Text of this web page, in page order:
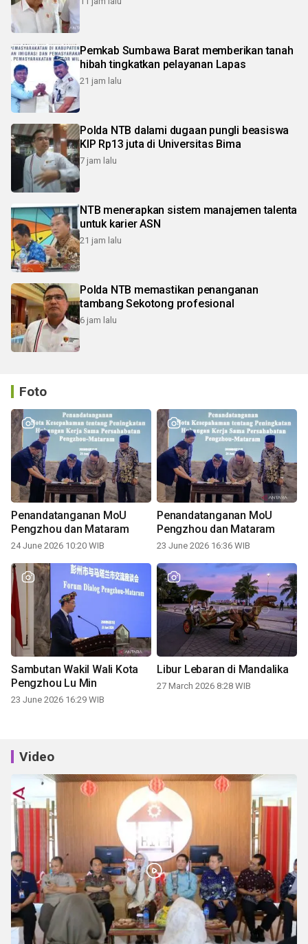
Pemkab Sumbawa Barat memberikan tanah
hibah tingkatkan pelayanan Lapas
21 jam lalu
Polda NTB dalami dugaan pungli beasiswa
KIP Rp13 juta di Universitas Bima
7 jam lalu
NTB menerapkan sistem manajemen talenta
untuk karier ASN
21 jam lalu
Polda NTB memastikan penanganan
tambang Sekotong profesional
6 jam lalu
Foto
Penandatanganan MoU
Pengzhou dan Mataram
24 June 2026 10:20 WIB
Penandatanganan MoU
Pengzhou dan Mataram
23 June 2026 16:36 WIB
Sambutan Wakil Wali Kota
Pengzhou Lu Min
23 June 2026 16:29 WIB
Libur Lebaran di Mandalika
27 March 2026 8:28 WIB
Video